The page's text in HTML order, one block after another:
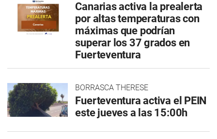
Canarias activa la prealerta
por altas temperaturas con
máximas que podrían
superar los 37 grados en
Fuerteventura
BORRASCA THERESE
Fuerteventura activa el PEIN
este jueves a las 15:00h